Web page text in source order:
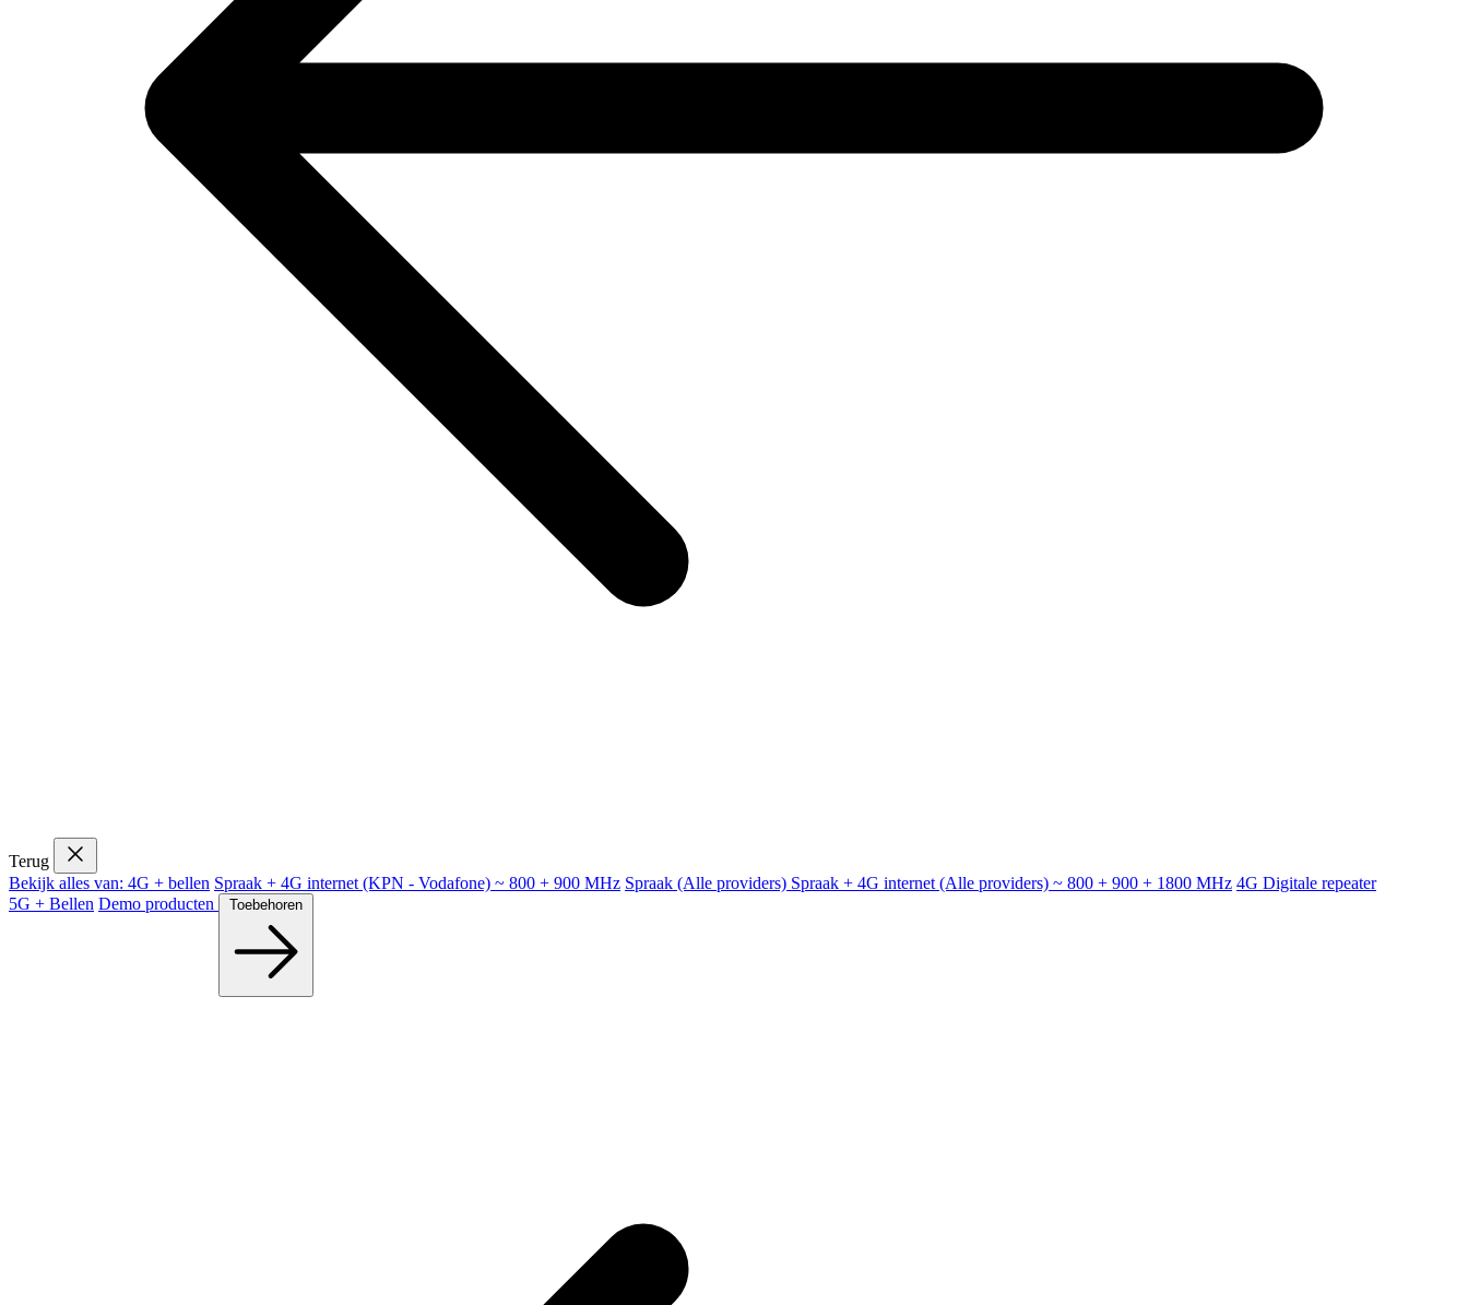
Terug
Bekijk alles van: 4G + bellen Spraak + 4G internet (KPN - Vodafone) ~ 800 + 900 MHz Spraak (Alle providers) Spraak + 4G internet (Alle providers) ~ 800 + 900 + 1800 MHz 4G Digitale repeater
5G + Bellen Demo producten Toebehoren